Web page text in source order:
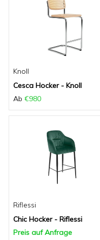
Knoll
Cesca Hocker - Knoll
Ab €980
Riflessi
Chic Hocker - Riflessi
Preis auf Anfrage